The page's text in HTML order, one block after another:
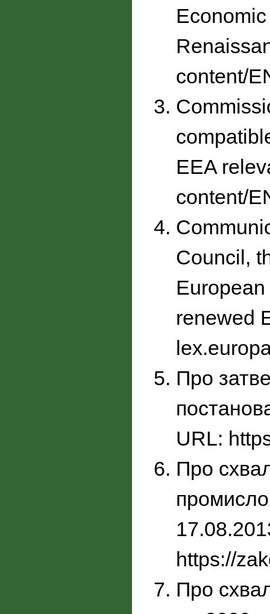
content/
EEA
content/
Council,
renewed
Про
URL:
Про
https://
Про